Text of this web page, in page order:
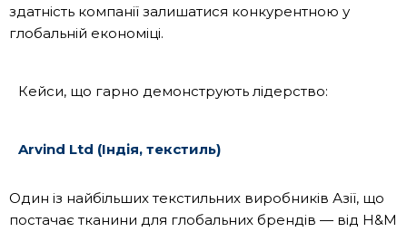
здатність компанії залишатися конкурентною у
глобальній економіці.
Кейси, що гарно демонструють лідерство:
Arvind Ltd (Індія, текстиль)
Один із найбільших текстильних виробників Азії, що
постачає тканини для глобальних брендів — від H&M